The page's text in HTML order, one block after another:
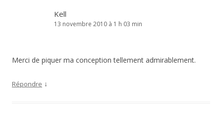
Kell
13 novembre 2010 à 1 h 03 min
Merci de piquer ma conception tellement admirablement.
Répondre ↓